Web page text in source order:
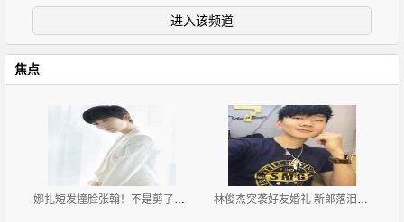
进入该频道
焦点
娜扎短发撞脸张翰！不是剪了短发女星都会转运 林俊杰突袭好友婚礼 新郎落泪紧抱对方